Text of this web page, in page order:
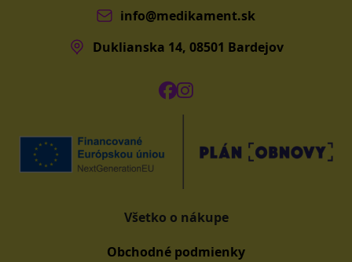
info@medikament.sk
Duklianska 14, 08501 Bardejov
Všetko o nákupe
Obchodné podmienky